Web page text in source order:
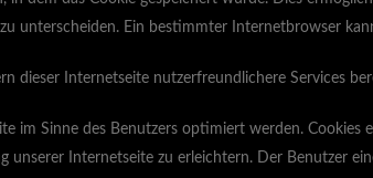
unterscheiden. Ein bestimmter Internetbrowser
dieser Internetseite nutzerfreundlichere Services
im Sinne des Benutzers optimiert werden.
Internetseite zu erleichtern. Der Benutzer